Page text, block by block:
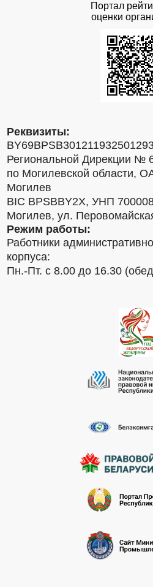
Портал
оценки
Реквизиты:
Региональной Дирекции №
по Могилевской области,
Могилев
BIC BPSBBY2X, УНП
Могилев, ул.
Режим работы:
Работники
корпуса:
Пн.-Пт. с 8.00 до 16.30